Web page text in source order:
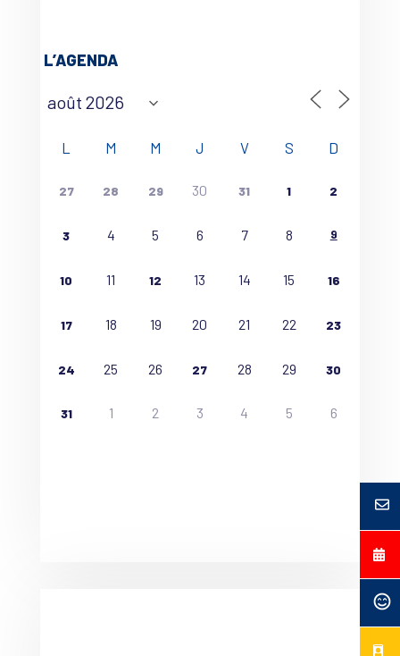
L’AGENDA
L M M J V S D
27 28 29 30 31 1 2
3 4 5 6 7 8 9
10 11 12 13 14 15 16
17 18 19 20 21 22 23
24 25 26 27 28 29 30
31 1 2 3 4 5 6